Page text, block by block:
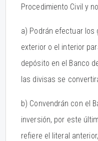
Procedimiento Civil y
a) Podrán efectuar
exterior o el interior
depósito en el Banco
las divisas se
b) Convendrán con el
inversión, por este
refiere el literal